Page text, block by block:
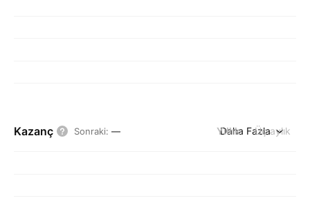
Kazanç Sonraki: — Yıllık Üç aylık
Daha Fazla